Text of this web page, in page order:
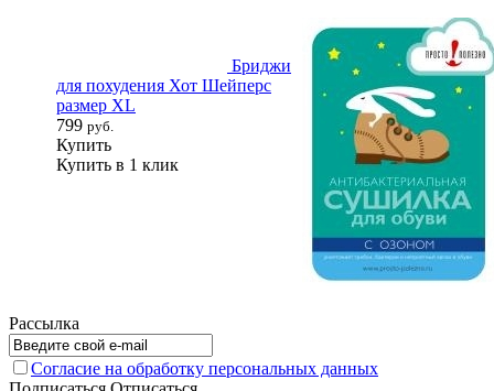
Бриджи
для похудения Хот Шейперс
размер XL
799 руб.
Купить
Купить в 1 клик
Рассылка
Согласие на обработку персональных данных